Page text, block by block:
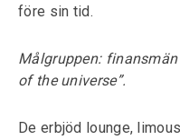
före sin tid.
Målgruppen:
of the universe”.
De erbjöd lounge,